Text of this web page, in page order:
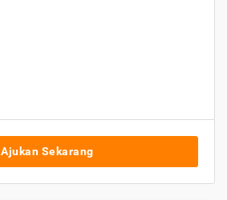
Ajukan Sekarang